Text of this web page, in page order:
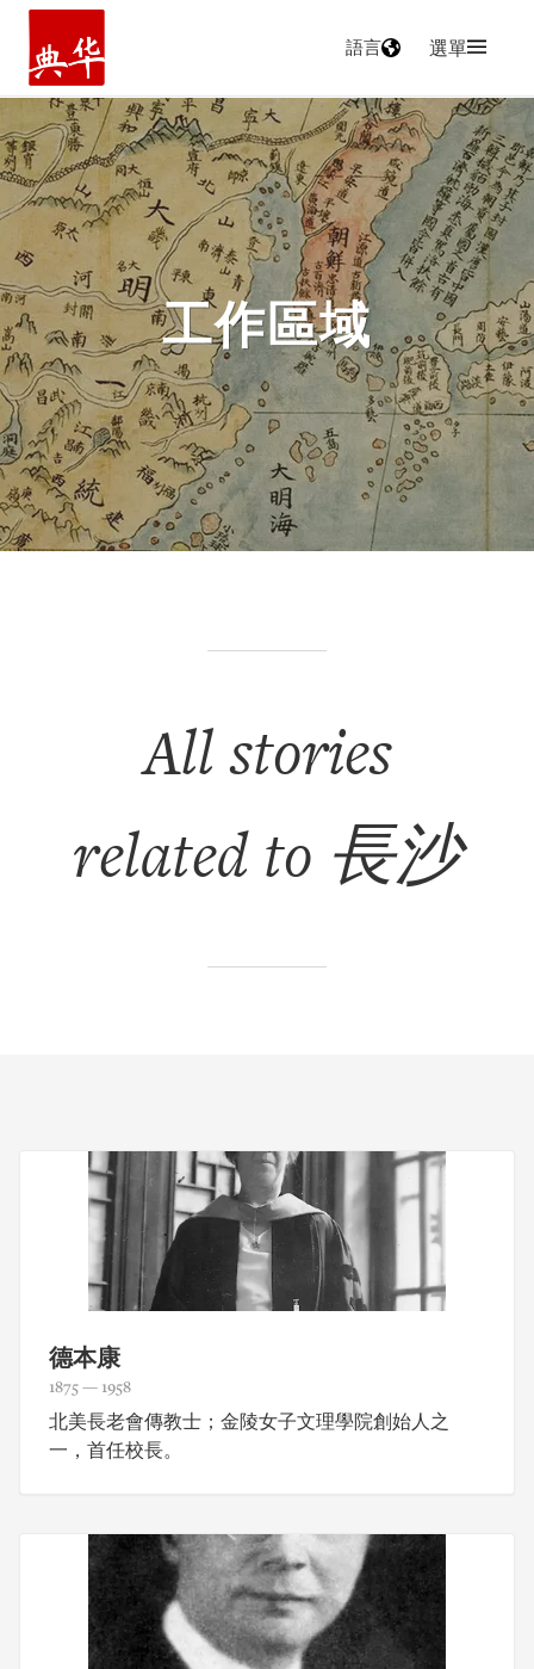
主頁
語言 選單
工作區域
All stories
related to 長沙
德本康
1875 — 1958
北美長老會傳教士；金陵女子文理學院創始人之
一，首任校長。